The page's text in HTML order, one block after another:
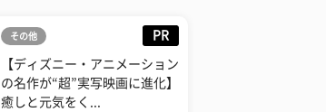
その他 PR
【ディズニー・アニメーション
の名作が“超”実写映画に進化】
癒しと元気をく...